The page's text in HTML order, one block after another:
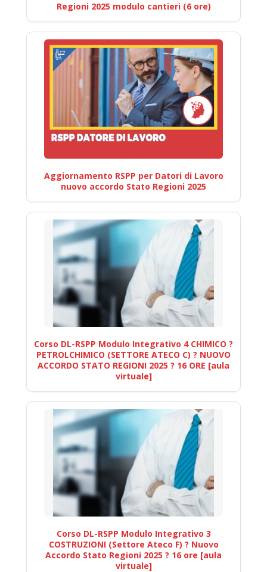
Regioni 2025 modulo cantieri (6 ore)
Aggiornamento RSPP per Datori di Lavoro
nuovo accordo Stato Regioni 2025
Corso DL-RSPP Modulo Integrativo 4 CHIMICO ?
PETROLCHIMICO (SETTORE ATECO C) ? NUOVO
ACCORDO STATO REGIONI 2025 ? 16 ORE [aula
virtuale]
Corso DL-RSPP Modulo Integrativo 3
COSTRUZIONI (Settore Ateco F) ? Nuovo
Accordo Stato Regioni 2025 ? 16 ore [aula
virtuale]